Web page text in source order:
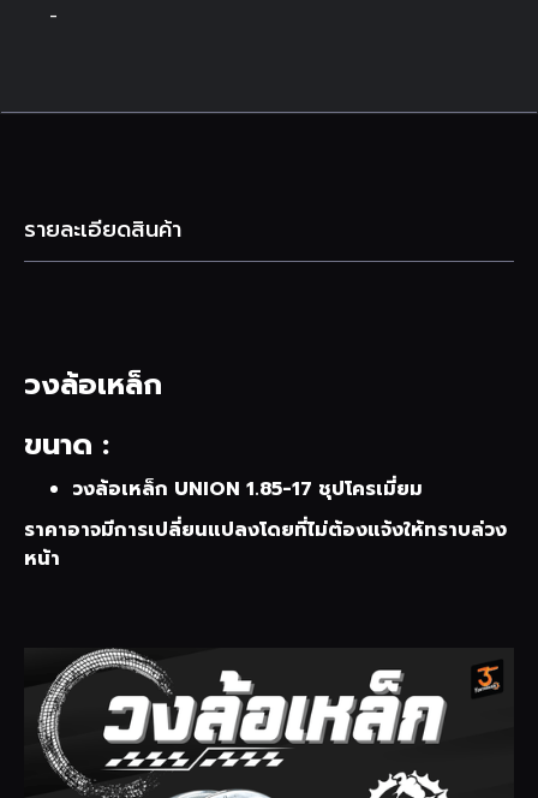
-
รายละเอียดสินค้า
วงล้อเหล็ก
ขนาด :
วงล้อเหล็ก UNION 1.85-17 ชุปโครเมี่ยม
ราคาอาจมีการเปลี่ยนแปลงโดยที่ไม่ต้องแจ้งให้ทราบล่วง
หน้า